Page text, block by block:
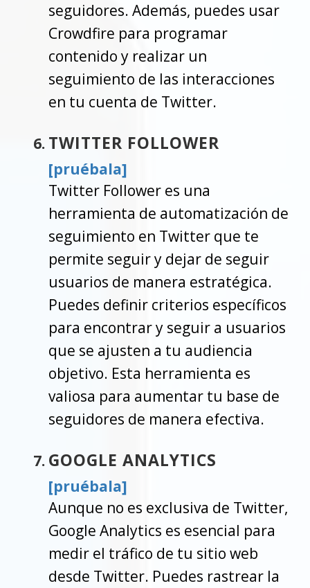
seguidores. Además, puedes usar
Crowdfire para programar
contenido y realizar un
seguimiento de las interacciones
en tu cuenta de Twitter.
TWITTER FOLLOWER
[pruébala]
Twitter Follower es una
herramienta de automatización de
seguimiento en Twitter que te
permite seguir y dejar de seguir
usuarios de manera estratégica.
Puedes definir criterios específicos
para encontrar y seguir a usuarios
que se ajusten a tu audiencia
objetivo. Esta herramienta es
valiosa para aumentar tu base de
seguidores de manera efectiva.
GOOGLE ANALYTICS
[pruébala]
Aunque no es exclusiva de Twitter,
Google Analytics es esencial para
medir el tráfico de tu sitio web
desde Twitter. Puedes rastrear la